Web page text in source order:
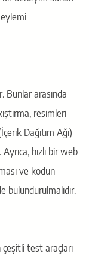
Bunlar arasında
resimleri
Dağıtım Ağı)
hızlı bir web
ve kodun
çeşitli test araçları